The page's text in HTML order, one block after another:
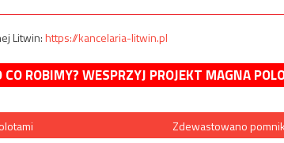
Litwin:https://kancelaria-litwin.pl
ROBIMY? WESPRZYJ PROJEKT MAGNA
Zdewastowano